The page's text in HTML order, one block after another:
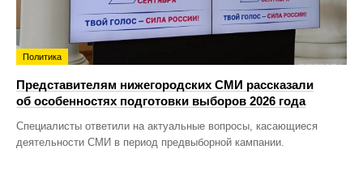
Политика
Представителям нижегородских СМИ рассказали
об особенностях подготовки выборов 2026 года
Специалисты ответили на актуальные вопросы, касающиеся
деятельности СМИ в период предвыборной кампании.